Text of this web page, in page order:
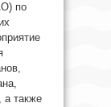
по
а также